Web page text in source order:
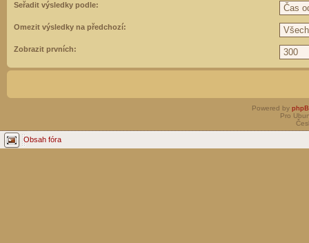
Seřadit výsledky podle:
Omezit výsledky na předchozí:
Zobrazit prvních:
Powered by
Pro
Obsah fóra